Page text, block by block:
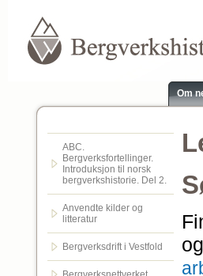
Om
ABC.
Bergverksfortellinger.
Introduksjon til norsk
bergverkshistorie. Del 2.
Anvendte kilder og
litteratur
Bergverksdrift i Vestfold